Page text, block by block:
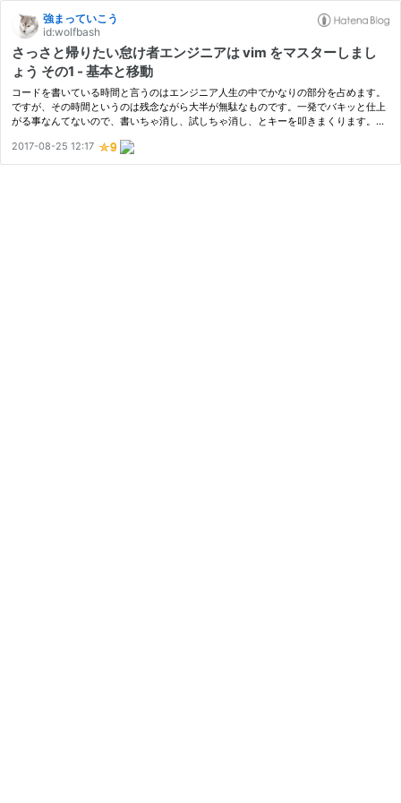
強まっていこう
id:wolfbash
さっさと帰りたい怠け者エンジニアは vim をマスターしまし
ょう その1 - 基本と移動
コードを書いている時間と言うのはエンジニア人生の中でかなりの部分を占めます。
ですが、その時間というのは残念ながら大半が無駄なものです。一発でバキッと仕上
がる事なんてないので、書いちゃ消し、試しちゃ消し、とキーを叩きまくります。こ
2017-08-25 12:17